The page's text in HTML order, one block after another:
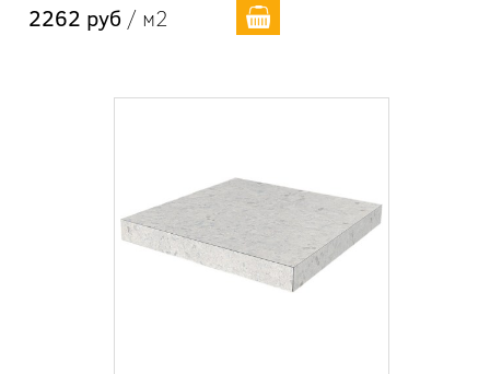
2262 руб / м2